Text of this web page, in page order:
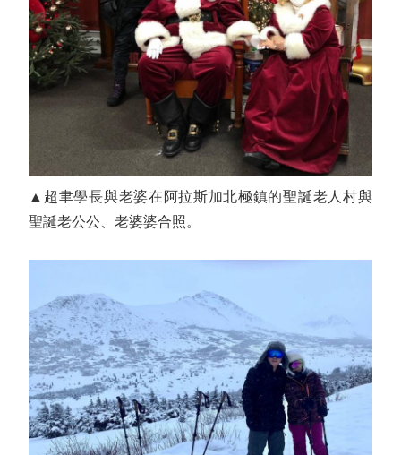
▲超聿學長與老婆在阿拉斯加北極鎮的聖誕老人村與
聖誕老公公、老婆婆合照。